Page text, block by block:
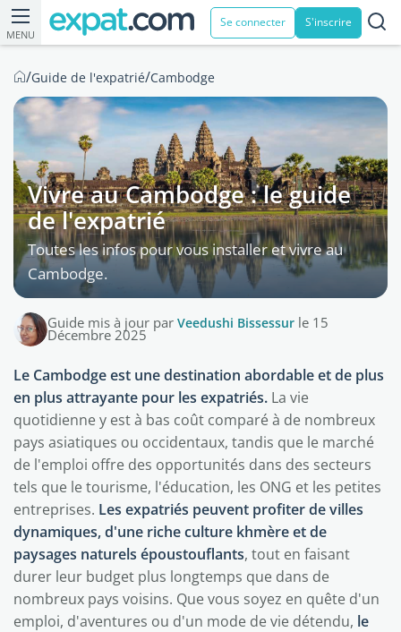
MENU
Se connecter S'inscrire
/Guide de l'expatrié/Cambodge
Vivre au Cambodge : le guide
de l'expatrié
Toutes les infos pour vous installer et vivre au
Cambodge.
Guide mis à jour par Veedushi Bissessur le 15
Décembre 2025
Le Cambodge est une destination abordable et de plus
en plus attrayante pour les expatriés. La vie
quotidienne y est à bas coût comparé à de nombreux
pays asiatiques ou occidentaux, tandis que le marché
de l'emploi offre des opportunités dans des secteurs
tels que le tourisme, l'éducation, les ONG et les petites
entreprises. Les expatriés peuvent profiter de villes
dynamiques, d'une riche culture khmère et de
paysages naturels époustouflants, tout en faisant
durer leur budget plus longtemps que dans de
nombreux pays voisins. Que vous soyez en quête d'un
emploi, d'aventures ou d'un mode de vie détendu, le